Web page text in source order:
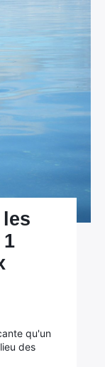
qu'un
des